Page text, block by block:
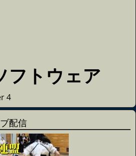
フトウェア
4
配信